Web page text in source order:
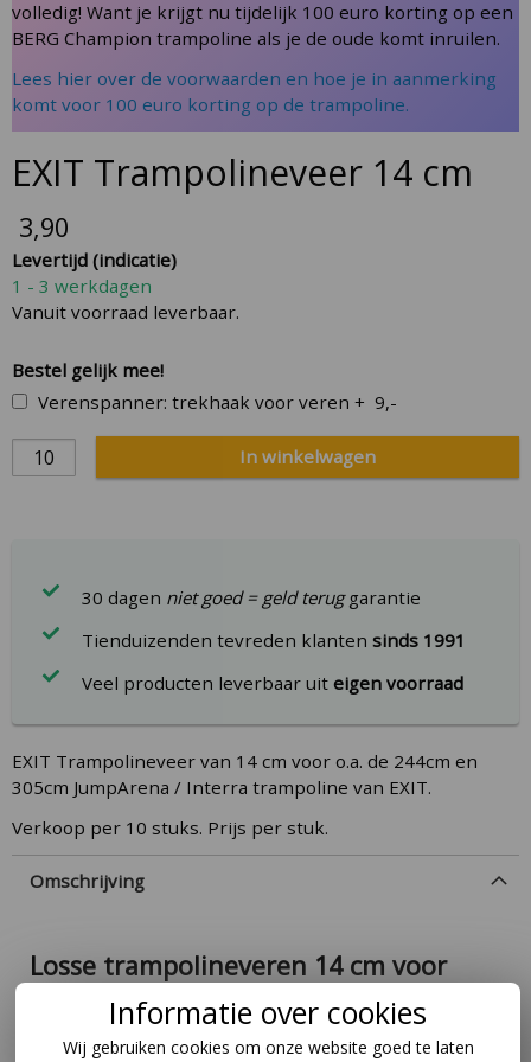
volledig! Want je krijgt nu tijdelijk 100 euro korting op een
BERG Champion trampoline als je de oude komt inruilen.
Lees hier over de voorwaarden en hoe je in aanmerking
komt voor 100 euro korting op de trampoline.
EXIT Trampolineveer 14 cm
3,90
Levertijd (indicatie)
1 - 3 werkdagen
Vanuit voorraad leverbaar.
Bestel gelijk mee!
Verenspanner: trekhaak voor veren + 9,-
In winkelwagen
30 dagen niet goed = geld teruggarantie
Tienduizenden tevreden klantensinds 1991
Veel producten leverbaar uiteigen voorraad
EXIT Trampolineveer van 14 cm voor o.a. de 244cm en
305cm JumpArena / Interra trampoline van EXIT.
Verkoop per 10 stuks. Prijs per stuk.
the
beginning
the
images
Omschrijving
Losse trampolineveren 14 cm voor
EXIT trampolines
Zijn de veren van jouw EXIT trampoline versleten?
Informatie over cookies
Wij gebruiken cookies om onze website goed te laten